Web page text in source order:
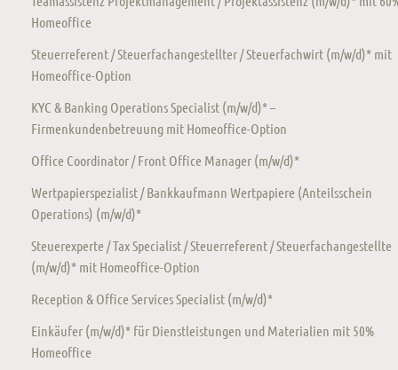
Homeoffice
Steuerreferent / Steuerfachangestellter / Steuerfachwirt (m/w/d)* mit
Homeoffice-Option
KYC & Banking Operations Specialist (m/w/d)* –
Firmenkundenbetreuung mit Homeoffice-Option
Office Coordinator / Front Office Manager (m/w/d)*
Wertpapierspezialist / Bankkaufmann Wertpapiere (Anteilsschein
Operations) (m/w/d)*
Steuerexperte / Tax Specialist / Steuerreferent / Steuerfachangestellte
(m/w/d)* mit Homeoffice-Option
Reception & Office Services Specialist (m/w/d)*
Einkäufer (m/w/d)* für Dienstleistungen und Materialien mit 50%
Homeoffice